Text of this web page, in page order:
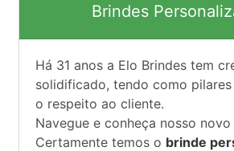
Brindes
Há 31 anos a Elo Brindes tem
solidificado, tendo como
o respeito ao cliente.
Navegue e conheça nosso novo
Certamente temos o brinde